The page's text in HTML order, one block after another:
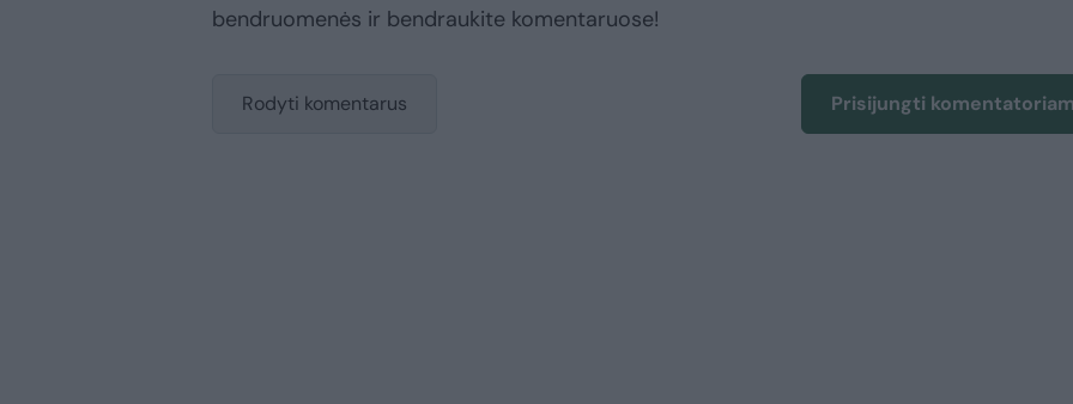
bendruomenės ir bendraukite komentaruose!
Rodyti komentarus Prisijungti